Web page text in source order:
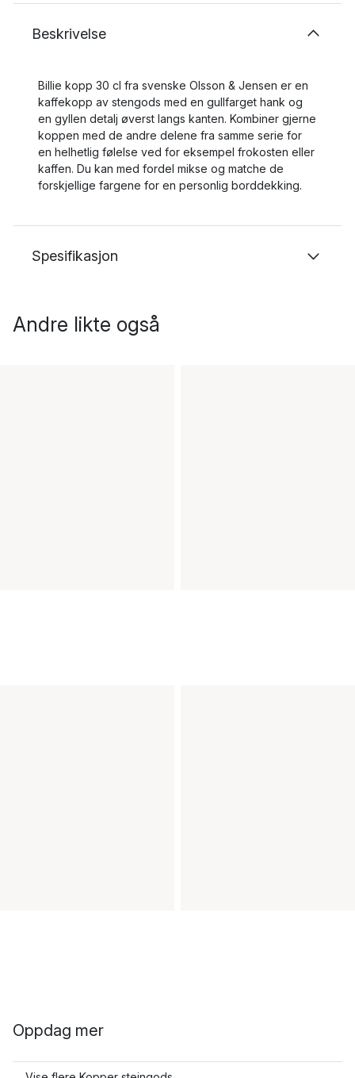
Beskrivelse
Billie kopp 30 cl fra svenske Olsson & Jensen er en
kaffekopp av stengods med en gullfarget hank og
en gyllen detalj øverst langs kanten. Kombiner gjerne
koppen med de andre delene fra samme serie for
en helhetlig følelse ved for eksempel frokosten eller
kaffen. Du kan med fordel mikse og matche de
forskjellige fargene for en personlig borddekking.
Spesifikasjon
Andre likte også
Oppdag mer